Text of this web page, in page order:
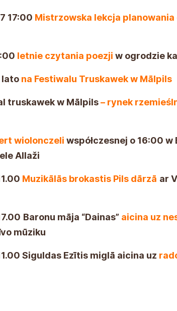
17:00 Mistrzowska lekcja
letnie czytania poezji w ogrodzie
lato na Festiwalu Truskawek w Mālpils
truskawek w Mālpils– rynek
wiolonczeli współczesnej o 16:00
Allaži
Muzyczne śniadanie wOgrodzie
17:00 Dom Baronów "Dainas"
spędzanie czasu przy żywej muzyce
"Jeż we mgle" Siguldyzaprasza na
Lindą